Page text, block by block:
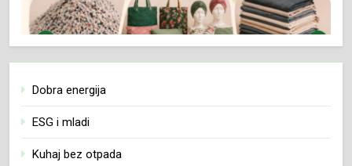
Dobra energija
ESG i mladi
Kuhaj bez otpada